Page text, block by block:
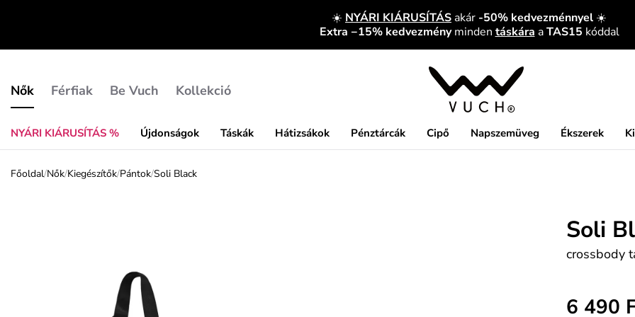
☀️ NYÁRI KIÁRUSÍTÁSakár -50% kedvezménnyel ☀️
Extra −15% kedvezményminden táskára aTAS15 kóddal
Nők
NYÁRI KIÁRUSÍTÁS % Újdonságok Táskák Hátizsákok Pénztárcák Cipő Napszemüveg Ékszerek
Férfiak Be Vuch Kollekció
Főoldal/Nők/Kiegészítők/Pántok/Soli Black
Soli
crossbody
6 490